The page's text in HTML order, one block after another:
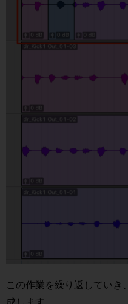
この作業を繰り返していき